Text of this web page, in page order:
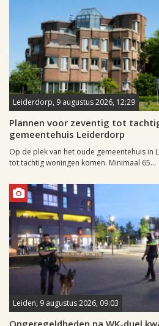
Leiderdorp, 9 augustus 2026, 12:29
Plannen voor zeventig tot
gemeentehuis Leiderdorp
Op de plek van het oude gemeentehuis in
tot tachtig woningen komen. Minimaal 65...
Leiden, 9 augustus 2026, 09:03